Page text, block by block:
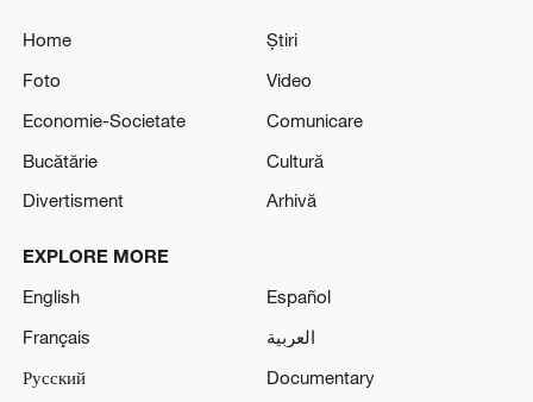
Home
Știri
Foto
Video
Economie-Societate
Comunicare
Bucătărie
Cultură
Divertisment
Arhivă
EXPLORE MORE
English
Español
Français
العربية
Русский
Documentary